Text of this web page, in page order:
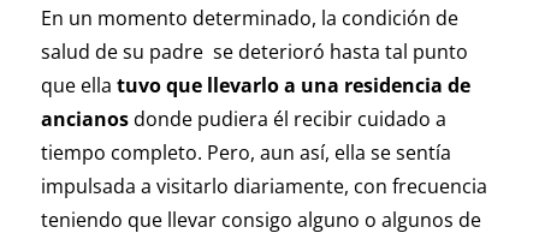
En un momento determinado, la condición de
salud de su padre se deterioró hasta tal punto
que ella tuvo que llevarlo a una residencia de
ancianosdonde pudiera él recibir cuidado a
tiempo completo. Pero, aun así, ella se sentía
impulsada a visitarlo diariamente, con frecuencia
teniendo que llevar consigo alguno o algunos de